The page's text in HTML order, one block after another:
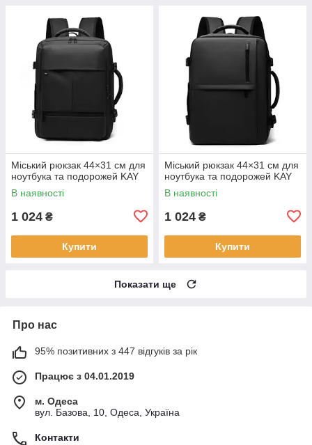
Міський рюкзак 44×31 см для
ноутбука та подорожей KAY
В наявності
1 024 ₴
Купити
Міський рюкзак 44×31 см для
ноутбука та подорожей KAY
В наявності
1 024 ₴
Купити
Показати ще
Про нас
95% позитивних з 447 відгуків за рік
Працює з 04.01.2019
м. Одеса
вул. Базова, 10, Одеса, Україна
Контакти